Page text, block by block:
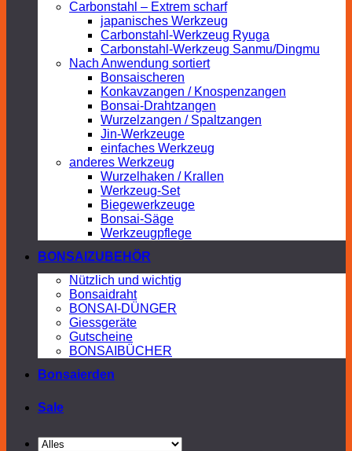
Carbonstahl – Extrem scharf
japanisches Werkzeug
Carbonstahl-Werkzeug Ryuga
Carbonstahl-Werkzeug Sanmu/Dingmu
Nach Anwendung sortiert
Bonsaischeren
Konkavzangen / Knospenzangen
Bonsai-Drahtzangen
Wurzelzangen / Spaltzangen
Jin-Werkzeuge
einfaches Werkzeug
anderes Werkzeug
Wurzelhaken / Krallen
Werkzeug-Set
Biegewerkzeuge
Bonsai-Säge
Werkzeugpflege
BONSAIZUBEHÖR
Nützlich und wichtig
Bonsaidraht
BONSAI-DÜNGER
Giessgeräte
Gutscheine
BONSAIBÜCHER
Bonsaierden
Sale